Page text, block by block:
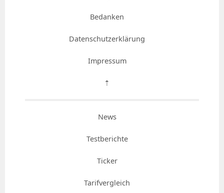
Bedanken
Datenschutzerklärung
Impressum
⇡
News
Testberichte
Ticker
Tarifvergleich